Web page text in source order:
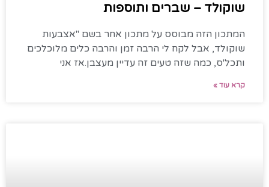
שוקולד – שברים ותוספות
המתכון הזה מבוסס על מתכון אחר בשם "אצבעות
שוקולד, אבל לקח לי הרבה זמן והרבה כלים מלוכלכים
ותכל'ס, כמה שזה טעים זה עדיין מעצבן.אז אני
קרא עוד »